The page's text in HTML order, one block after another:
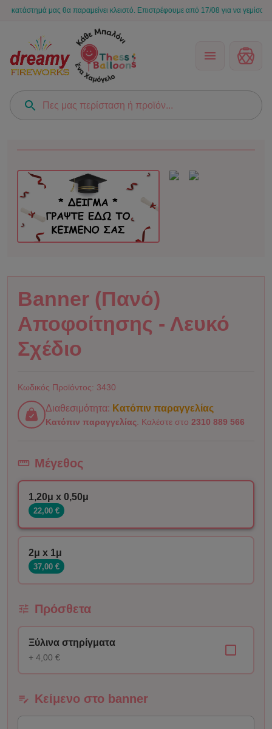
μας θα παραμείνει κλειστό. Επιστρέφουμε από 17/08 για να γεμίσουμε
Banner (Πανό)
Αποφοίτησης - Λευκό
Σχέδιο
Κωδικός Προϊόντος: 3430
Διαθεσιμότητα: Κατόπιν παραγγελίας
Κατόπιν παραγγελίας . Καλέστε στο 2310 889 566
Μέγεθος
1,20μ x 0,50μ
22,00 €
2μ x 1μ
37,00 €
Πρόσθετα
Ξύλινα στηρίγματα
+ 4,00 €
Κείμενο στο banner